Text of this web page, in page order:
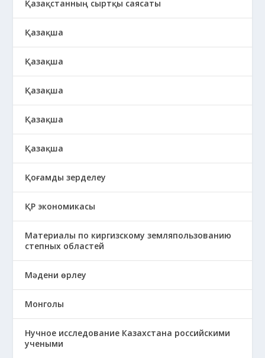
Қазақстанның сыртқы саясаты
Қазақша
Қазақша
Қазақша
Қазақша
Қазақша
Қоғамды зерделеу
ҚР экономикасы
Материалы по киргизскому земляпользованию
степных областей
Мәдени өрлеу
Монголы
Нучное исследование Казахстана российскими
учеными